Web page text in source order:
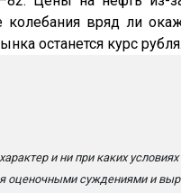
колебания вряд ли
останется курс рубля.
и ни при каких
оценочными суждениями и